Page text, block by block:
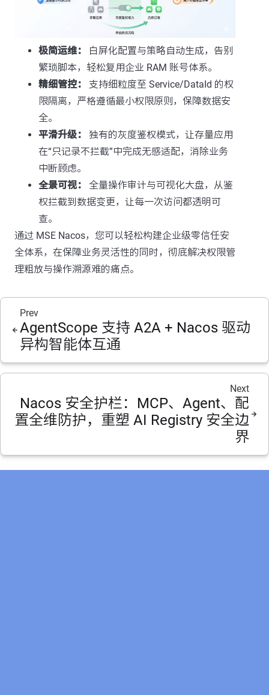
极简运维：
白屏化配置与策略自动生成，告别
繁琐脚本，轻松复用企业 RAM 账号体系。
精细管控：
支持细粒度至 Service/DataId 的权
限隔离，严格遵循最小权限原则，保障数据安
全。
平滑升级：
独有的灰度鉴权模式，让存量应用
在“只记录不拦截”中完成无感适配，消除业务
中断顾虑。
全景可视：
全量操作审计与可视化大盘，从鉴
权拦截到数据变更，让每一次访问都透明可
查。
通过 MSE Nacos，您可以轻松构建企业级零信任安
全体系，在保障业务灵活性的同时，彻底解决权限管
理粗放与操作溯源难的痛点。
Prev
AgentScope 支持 A2A + Nacos 驱动
异构智能体互通
Next
Nacos 安全护栏：MCP、Agent、配
置全维防护，重塑 AI Registry 安全边
界